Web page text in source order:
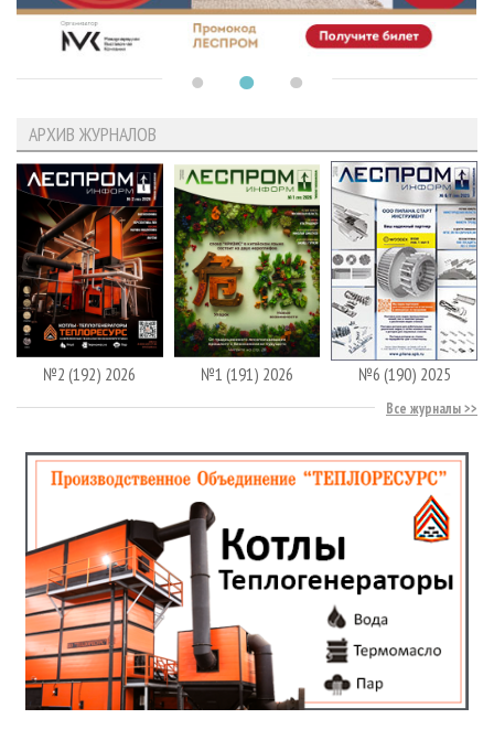
АРХИВ ЖУРНАЛОВ
№2 (192) 2026 №1 (191) 2026 №6 (190) 2025
Все журналы